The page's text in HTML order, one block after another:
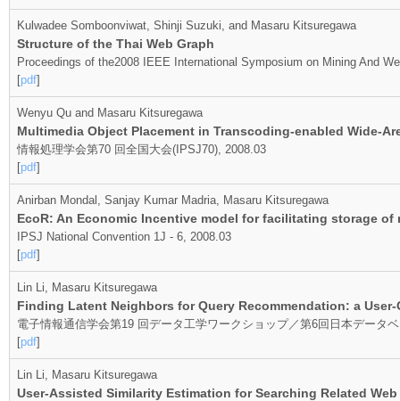
Kulwadee Somboonviwat, Shinji Suzuki, and Masaru Kitsuregawa
Structure of the Thai Web Graph
Proceedings of the2008 IEEE International Symposium on Mining And
[pdf]
Wenyu Qu and Masaru Kitsuregawa
Multimedia Object Placement in Transcoding-enabled Wide-
情報処理学会第70 回全国大会(IPSJ70), 2008.03
[pdf]
Anirban Mondal, Sanjay Kumar Madria, Masaru Kitsuregawa
EcoR: An Economic Incentive model for facilitating storage
IPSJ National Convention 1J - 6, 2008.03
[pdf]
Lin Li, Masaru Kitsuregawa
Finding Latent Neighbors for Query Recommendation: a
電子情報通信学会第19 回データ工学ワークショップ／第6回日本データ
[pdf]
Lin Li, Masaru Kitsuregawa
User-Assisted Similarity Estimation for Searching Related Web